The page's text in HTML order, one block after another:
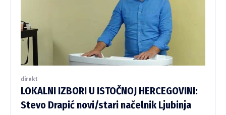
direkt
LOKALNI IZBORI U ISTOČNOJ HERCEGOVINI:
Stevo Drapić novi/stari načelnik Ljubinja